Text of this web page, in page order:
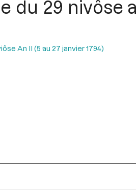
du 29 nivôse
An II (5 au 27 janvier 1794)